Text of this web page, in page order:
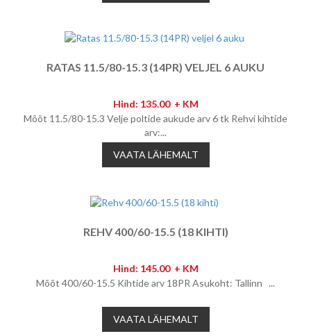
RATAS 11.5/80-15.3 (14PR) VELJEL 6 AUKU
Hind: 135.00 + KM
Mõõt 11.5/80-15.3 Velje poltide aukude arv 6 tk Rehvi kihtide
arv:...
VAATA LÄHEMALT
REHV 400/60-15.5 (18 KIHTI)
Hind: 145.00 + KM
Mõõt 400/60-15.5 Kihtide arv 18PR Asukoht: Tallinn ...
VAATA LÄHEMALT